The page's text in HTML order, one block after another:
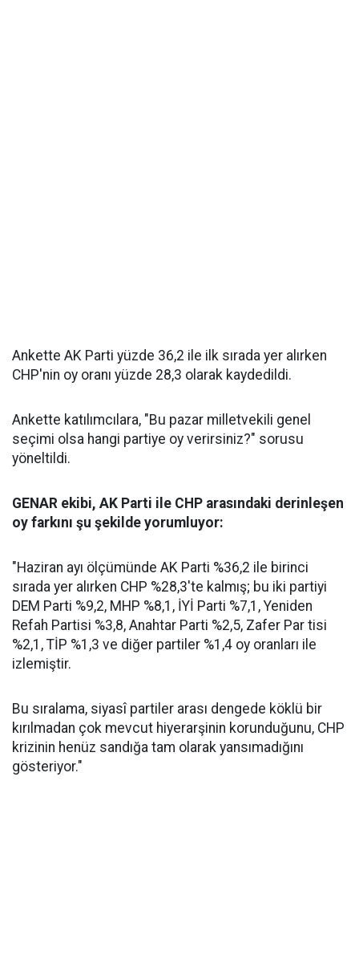
Ankette AK Parti yüzde 36,2 ile ilk sırada yer alırken
CHP'nin oy oranı yüzde 28,3 olarak kaydedildi.
Ankette katılımcılara, "Bu pazar milletvekili genel
seçimi olsa hangi partiye oy verirsiniz?" sorusu
yöneltildi.
GENAR ekibi, AK Parti ile CHP arasındaki derinleşen
oy farkını şu şekilde yorumluyor:
"Haziran ayı ölçümünde AK Parti %36,2 ile birinci
sırada yer alırken CHP %28,3'te kalmış; bu iki partiyi
DEM Parti %9,2, MHP %8,1, İYİ Parti %7,1, Yeniden
Refah Partisi %3,8, Anahtar Parti %2,5, Zafer Par tisi
%2,1, TİP %1,3 ve diğer partiler %1,4 oy oranları ile
izlemiştir.
Bu sıralama, siyasî partiler arası dengede köklü bir
kırılmadan çok mevcut hiyerarşinin korunduğunu, CHP
krizinin henüz sandığa tam olarak yansımadığını
gösteriyor."